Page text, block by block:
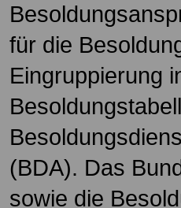
für die
Eingruppierung
(BDA). Das
sowie die